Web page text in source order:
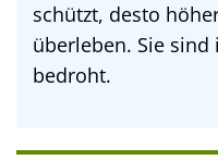
schützt, desto
überleben. Sie
bedroht.